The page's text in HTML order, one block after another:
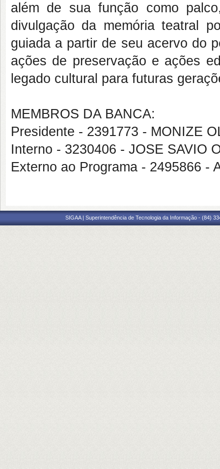
além de sua função como
divulgação da memória teatral
guiada a partir de seu acervo do
ações de preservação e ações
legado cultural para futuras
MEMBROS DA BANCA:
Presidente - 2391773 - MONIZE
Interno - 3230406 - JOSE SAVIO
Externo ao Programa - 2495866 -
SIGAA | Superintendência de Tecnologia da Informação - (84)